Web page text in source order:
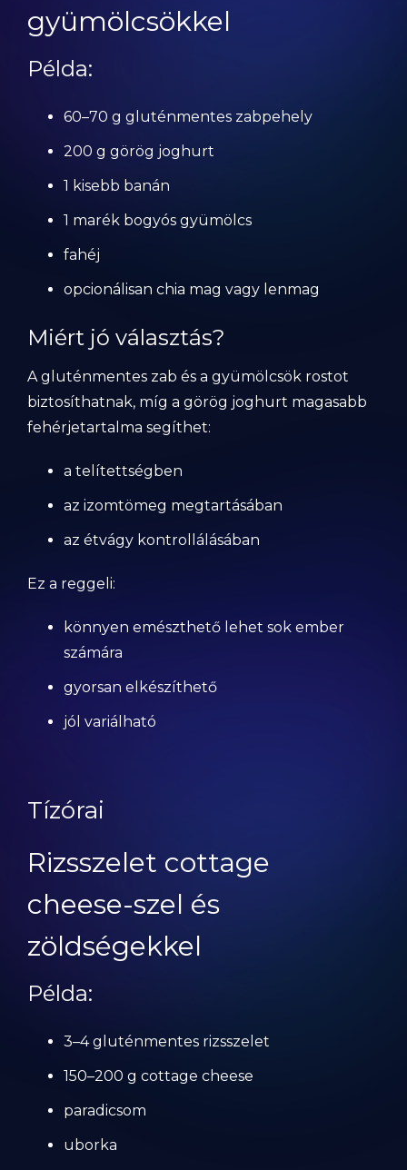
gyümölcsökkel
Példa:
60–70 g gluténmentes zabpehely
200 g görög joghurt
1 kisebb banán
1 marék bogyós gyümölcs
fahéj
opcionálisan chia mag vagy lenmag
Miért jó választás?
A gluténmentes zab és a gyümölcsök rostot
biztosíthatnak, míg a görög joghurt magasabb
fehérjetartalma segíthet:
a telítettségben
az izomtömeg megtartásában
az étvágy kontrollálásában
Ez a reggeli:
könnyen emészthető lehet sok ember
számára
gyorsan elkészíthető
jól variálható
Tízórai
Rizsszelet cottage
cheese-szel és
zöldségekkel
Példa:
3–4 gluténmentes rizsszelet
150–200 g cottage cheese
paradicsom
uborka